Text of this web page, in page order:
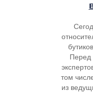
Перед
том
из